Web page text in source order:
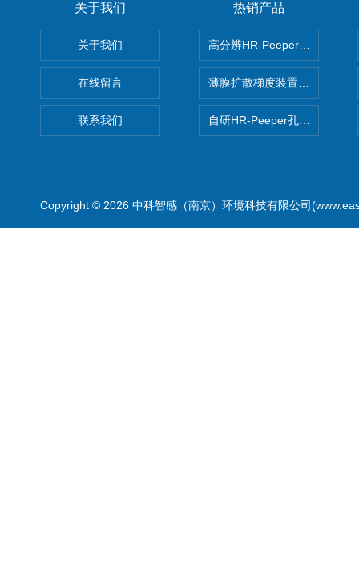
关于我们
关于我们
在线留言
联系我们
热销产品
高分辨HR-Peeper采样器孔隙
薄膜扩散梯度装置 Agl DGT
自研HR-Peeper孔隙水采样器
Copyright © 2026 中科智感（南京）环境科技有限公司